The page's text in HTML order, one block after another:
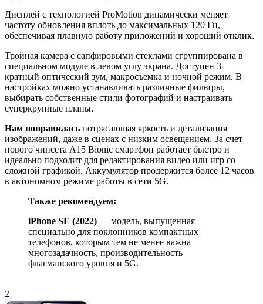
Дисплей с технологией ProMotion динамически меняет
частоту обновления вплоть до максимальных 120 Гц,
обеспечивая плавную работу приложений и хороший отклик.
Тройная камера с сапфировыми стеклами сгруппирована в
специальном модуле в левом углу экрана. Доступен 3-
кратный оптический зум, макросъемка и ночной режим. В
настройках можно устанавливать различные фильтры,
выбирать собственные стили фотографий и настраивать
суперкрупные планы.
Нам понравилась потрясающая яркость и детализация
изображений, даже в сценах с низким освещением. За счет
нового чипсета A15 Bionic смартфон работает быстро и
идеально подходит для редактирования видео или игр со
сложной графикой. Аккумулятор продержится более 12 часов
в автономном режиме работы в сети 5G.
Также рекомендуем:
iPhone SE (2022) — модель, выпущенная
специально для поклонников компактных
телефонов, которым тем не менее важна
многозадачность, производительность
флагманского уровня и 5G.
2